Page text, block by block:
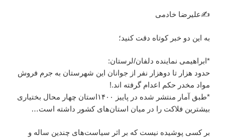
✍علیرضا خادمی
به این دو خبر کوتاه دقت کنید؛
*ابراهیمی نماینده دلفان/لرستان:
حدود هزار تا دوهزار نفر از جوانان این شهرستان به جرم فروش
مواد مخدر حکم اعدام گرفته اند.!
*طبق آمار منتشر شده در پاییز ۱۴۰۰استان چهار محال بختیاری
بیشترین فلاکت را در میان استان‌های کشور داشته است…
بر کسی پوشیده نیست که بر اثر سیاست‌های چندین ساله و